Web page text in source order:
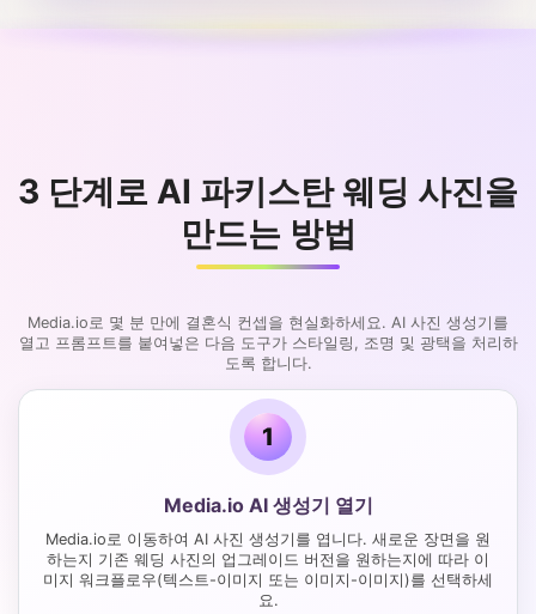
3 단계로 AI 파키스탄 웨딩 사진을
만드는 방법
Media.io로 몇 분 만에 결혼식 컨셉을 현실화하세요. AI 사진 생성기를
열고 프롬프트를 붙여넣은 다음 도구가 스타일링, 조명 및 광택을 처리하
도록 합니다.
1
Media.io AI 생성기 열기
Media.io로 이동하여 AI 사진 생성기를 엽니다. 새로운 장면을 원
하는지 기존 웨딩 사진의 업그레이드 버전을 원하는지에 따라 이
미지 워크플로우(텍스트-이미지 또는 이미지-이미지)를 선택하세
요.